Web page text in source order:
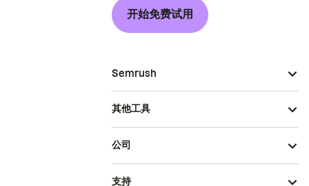
开始免费试用
Semrush
其他工具
公司
支持